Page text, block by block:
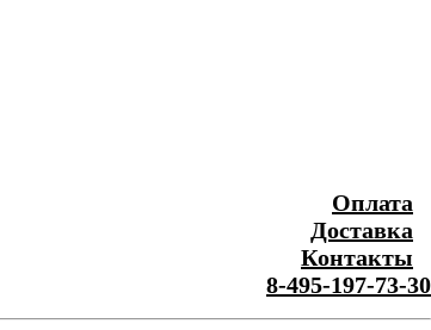
Оплата
Доставка
Контакты
8-495-197-73-30